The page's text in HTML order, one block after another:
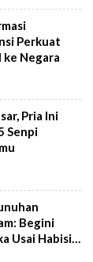
Perkuat
ke Negara
Pria Ini
Senpi
Begini
Usai Habisi